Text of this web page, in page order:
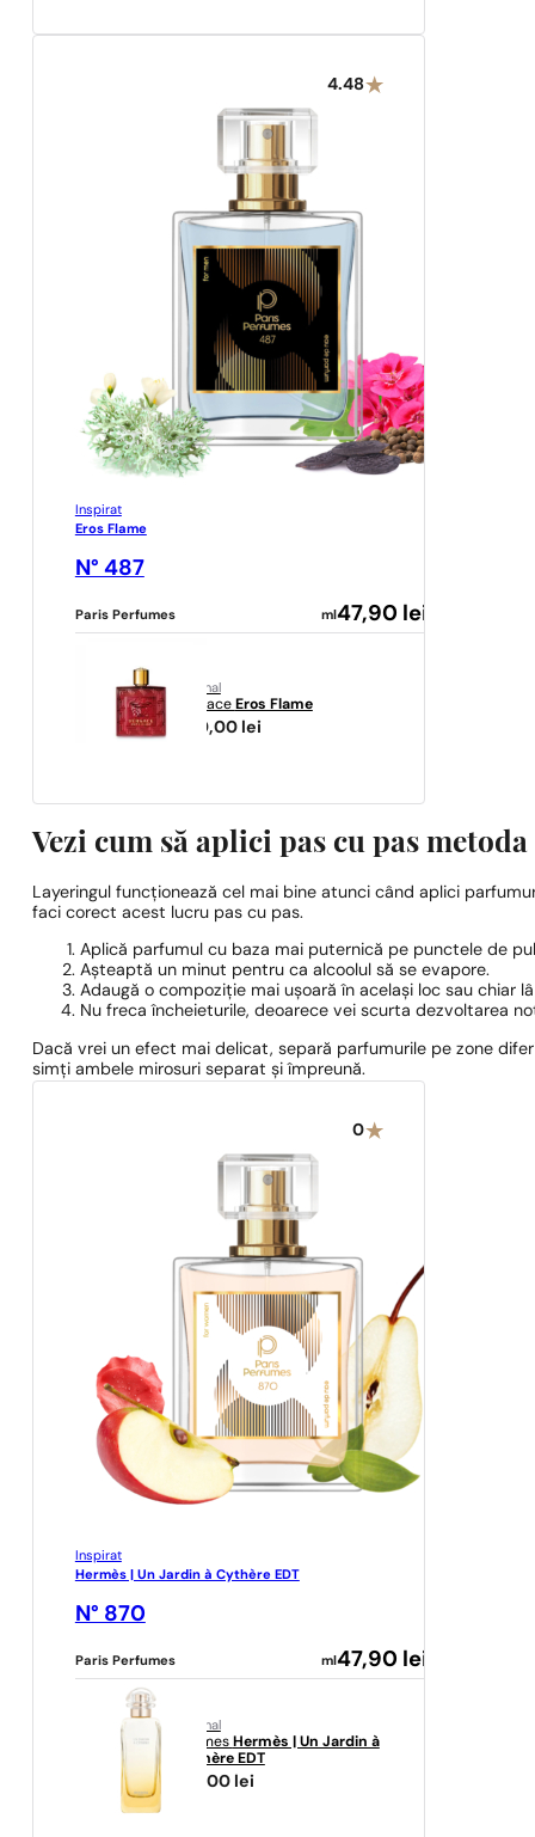
4.48
Inspirat
Eros Flame
N° 487
Paris Perfumes ml47,90 lei
original
Versace Eros Flame
470,00 lei
Vezi cum să aplici pas cu pas
Layeringul funcționează cel mai bine atunci când aplici
faci corect acest lucru pas cu pas.
Aplică parfumul cu baza mai puternică pe punctele de
Așteaptă un minut pentru ca alcoolul să se evapore.
Adaugă o compoziție mai ușoară în același loc sau chiar
Nu freca încheieturile, deoarece vei scurta dezvoltarea
Dacă vrei un efect mai delicat, separă parfumurile pe zone
simți ambele mirosuri separat și împreună.
0
Inspirat
Hermès | Un Jardin à Cythère EDT
N° 870
Paris Perfumes ml47,90 lei
original
Hermes Hermès | Un Jardin à
Cythère EDT
712,00 lei